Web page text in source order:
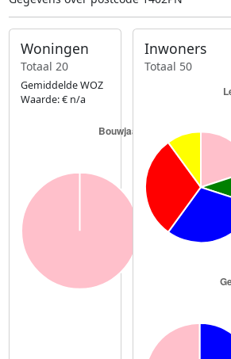
Woningen
Totaal 20
Gemiddelde WOZ
Waarde: € n/a
Inwoners
Totaal 50